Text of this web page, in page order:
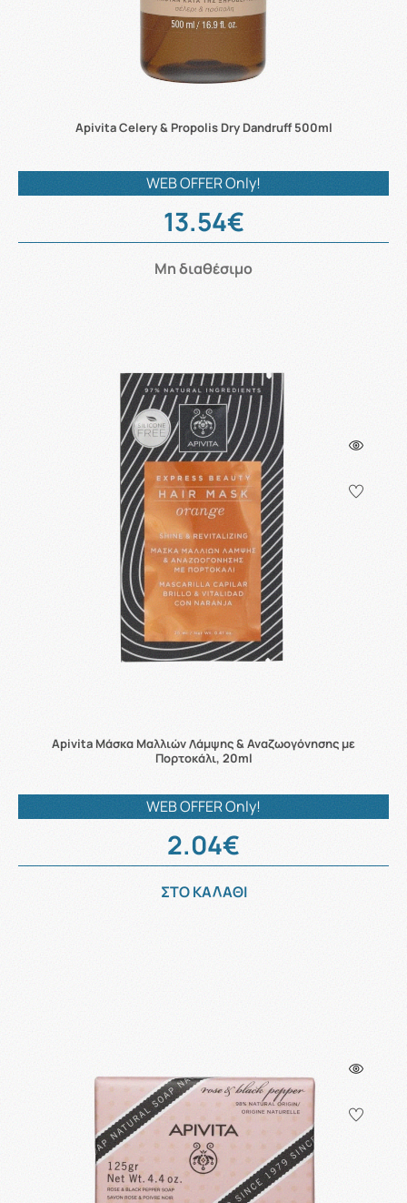
Apivita Celery & Propolis Dry Dandruff 500ml
WEB OFFER Only!
13.54€
Μη διαθέσιμο
Apivita Μάσκα Μαλλιών Λάμψης & Αναζωογόνησης με
Πορτοκάλι, 20ml
WEB OFFER Only!
2.04€
ΣΤΟ ΚΑΛΑΘΙ